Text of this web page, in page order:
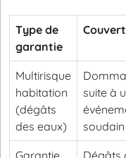
Type de
garantie
Multirisque
habitation
(dégâts
des eaux)
suite à
soudain
Garantie Dégâts